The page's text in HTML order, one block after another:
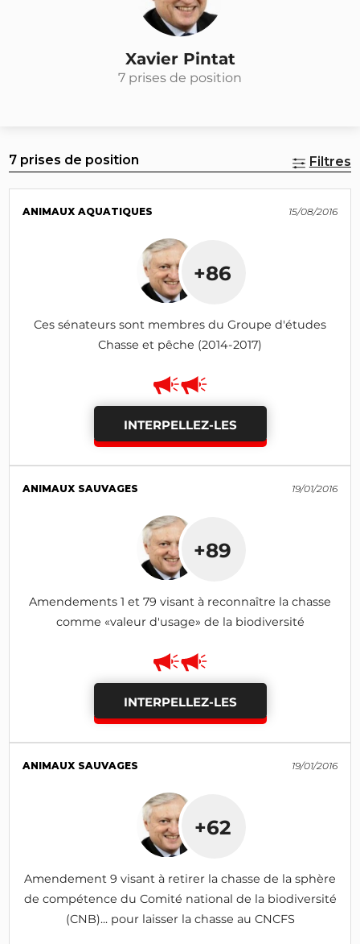
Xavier Pintat
7 prises de position
7 prises de position Filtres
ANIMAUX AQUATIQUES 15/08/2016
+86
Ces sénateurs sont membres du Groupe d'études
Chasse et pêche (2014-2017)
INTERPELLEZ-LES
ANIMAUX SAUVAGES 19/01/2016
+89
Amendements 1 et 79 visant à reconnaître la chasse
comme «valeur d'usage» de la biodiversité
INTERPELLEZ-LES
ANIMAUX SAUVAGES 19/01/2016
+62
Amendement 9 visant à retirer la chasse de la sphère
de compétence du Comité national de la biodiversité
(CNB)... pour laisser la chasse au CNCFS